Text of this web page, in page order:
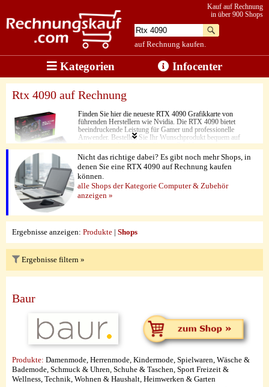
auf Rechnung kaufen.
Kauf auf Rechnung
in über 900 Shops
Kategorien Infocenter
Rtx 4090 auf Rechnung
Finden Sie hier die neueste RTX 4090 Grafikkarte von
führenden Herstellern wie Nvidia. Die RTX 4090 bietet
beeindruckende Leistung für Gamer und professionelle
Anwender. Bestellen Sie Ihr Wunschprodukt bequem auf
Rechnung und profitieren Sie von flexiblen
Zahlungsmöglichkeiten. Entdecken Sie auf unserer Website die
Shops, in denen Sie die RTX 4090 auf Rechnung kaufen
können.
Nicht das richtige dabei? Es gibt noch mehr Shops, in
denen Sie eine RTX 4090 auf Rechnung kaufen
können.
alle Shops der Kategorie Computer & Zubehör
anzeigen »
Ergebnisse anzeigen: Produkte | Shops
Ergebnisse filtern »
Baur
Produkte: Damenmode, Herrenmode, Kindermode, Spielwaren, Wäsche &
Bademode, Schmuck & Uhren, Schuhe & Taschen, Sport Freizeit &
Wellness, Technik, Wohnen & Haushalt, Heimwerken & Garten